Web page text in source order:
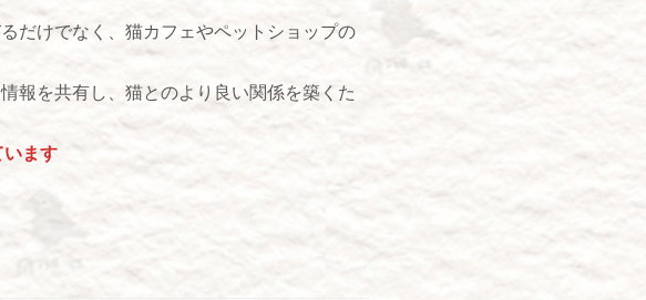
だけでなく、猫カフェやペットショップの
報を共有し、猫とのより良い関係を築くた
ます